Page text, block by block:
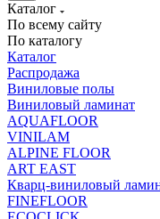
Каталог
По всему сайту
По каталогу
Каталог
Распродажа
Виниловые полы
Виниловый ламинат
AQUAFLOOR
VINILAM
ALPINE FLOOR
ART EAST
Кварц-виниловый
FINEFLOOR